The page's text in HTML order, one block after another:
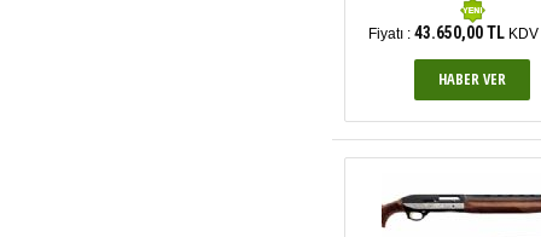
Fiyatı : 43.650,00 TLKDV